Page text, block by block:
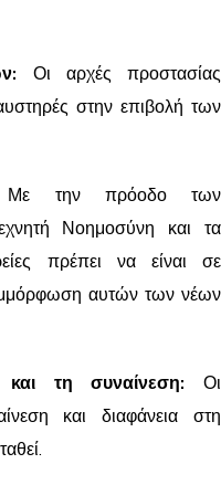
Οι αρχές προστασίας
στην επιβολή των
την πρόοδο των
Νοημοσύνη και τα
πρέπει να είναι σε
αυτών των νέων
τη συναίνεση: Οι
και διαφάνεια στη